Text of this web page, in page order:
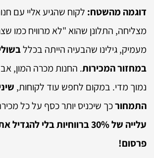
דוגמה מהשטח: לקוח שהגיע אליי עם
מצליחה, התלונן שהוא "לא מרוויח כמו
מעמיק, גילינו שהבעיה הייתה בכלל
במחזור המכירות. החנות מכרה המון,
נמוך מדי. במקום לחפש עוד לקוחות,
התמחורכך שיכניס יותר כסף על כל
עלייה של 30% ברווחיות בלי
פרסום!